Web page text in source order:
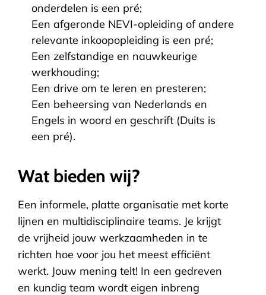
onderdelen is een pré;
Een afgeronde NEVI-opleiding of andere
relevante inkoopopleiding is een pré;
Een zelfstandige en nauwkeurige
werkhouding;
Een drive om te leren en presteren;
Een beheersing van Nederlands en
Engels in woord en geschrift (Duits is
een pré).
Wat bieden wij?
Een informele, platte organisatie met korte
lijnen en multidisciplinaire teams. Je krijgt
de vrijheid jouw werkzaamheden in te
richten hoe voor jou het meest efficiënt
werkt. Jouw mening telt! In een gedreven
en kundig team wordt eigen inbreng